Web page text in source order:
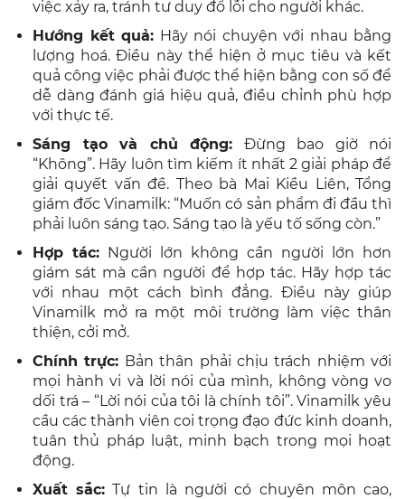
việc xảy ra, tránh tư duy đổ lỗi cho người khác.
Hướng kết quả: Hãy nói chuyện với nhau bằng
lượng hoá. Điều này thể hiện ở mục tiêu và kết
quả công việc phải được thể hiện bằng con số để
dễ dàng đánh giá hiệu quả, điều chỉnh phù hợp
với thực tế.
Sáng tạo và chủ động: Đừng bao giờ nói
“Không”. Hãy luôn tìm kiếm ít nhất 2 giải pháp để
giải quyết vấn đề. Theo bà Mai Kiều Liên, Tổng
giám đốc Vinamilk: “Muốn có sản phẩm đi đầu thì
phải luôn sáng tạo. Sáng tạo là yếu tố sống còn.”
Hợp tác: Người lớn không cần người lớn hơn
giám sát mà cần người để hợp tác. Hãy hợp tác
với nhau một cách bình đẳng. Điều này giúp
Vinamilk mở ra một môi trường làm việc thân
thiện, cởi mở.
Chính trực: Bản thân phải chịu trách nhiệm với
mọi hành vi và lời nói của mình, không vòng vo
dối trá – “Lời nói của tôi là chính tôi”. Vinamilk yêu
cầu các thành viên coi trọng đạo đức kinh doanh,
tuân thủ pháp luật, minh bạch trong mọi hoạt
động.
Xuất sắc: Tự tin là người có chuyên môn cao,